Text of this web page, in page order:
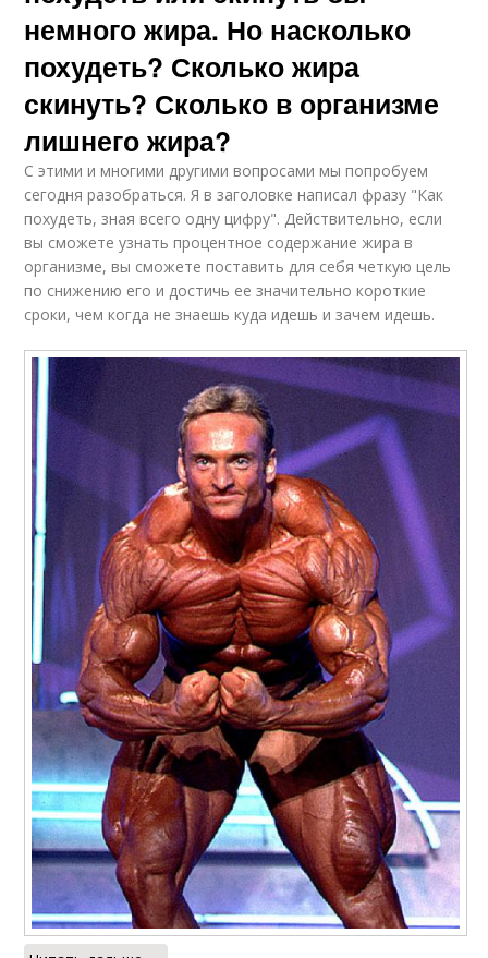
немного жира. Но насколько
похудеть? Сколько жира
скинуть? Сколько в организме
лишнего жира?
С этими и многими другими вопросами мы попробуем
сегодня разобраться. Я в заголовке написал фразу "Как
похудеть, зная всего одну цифру". Действительно, если
вы сможете узнать процентное содержание жира в
организме, вы сможете поставить для себя четкую цель
по снижению его и достичь ее значительно короткие
сроки, чем когда не знаешь куда идешь и зачем идешь.